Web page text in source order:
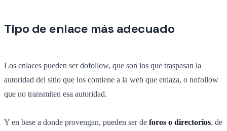
Tipo de enlace más adecuado
Los enlaces pueden ser dofollow, que son los que traspasan la
autoridad del sitio que los contiene a la web que enlaza, o nofollow
que no transmiten esa autoridad.
Y en base a donde provengan, pueden ser de foros o directorios, de